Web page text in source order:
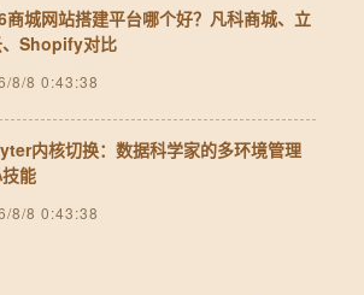
商城网站搭建平台哪个好？凡科商城、立
Shopify对比
8/8 0:43:38
内核切换：数据科学家的多环境管理
能
8/8 0:43:38